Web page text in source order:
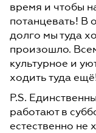
время и чтобы
потанцевать! В
долго мы туда
произошло.
культурное и
ходить туда
P.S.
работают в
естественно не